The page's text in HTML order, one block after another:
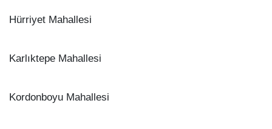
Hürriyet Mahallesi
Karlıktepe Mahallesi
Kordonboyu Mahallesi